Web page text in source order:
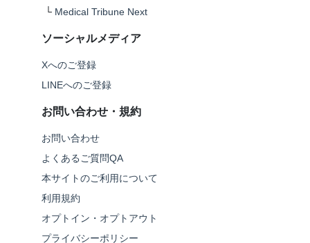
└ Medical Tribune Next
ソーシャルメディア
Xへのご登録
LINEへのご登録
お問い合わせ・規約
お問い合わせ
よくあるご質問QA
本サイトのご利用について
利用規約
オプトイン・オプトアウト
プライバシーポリシー